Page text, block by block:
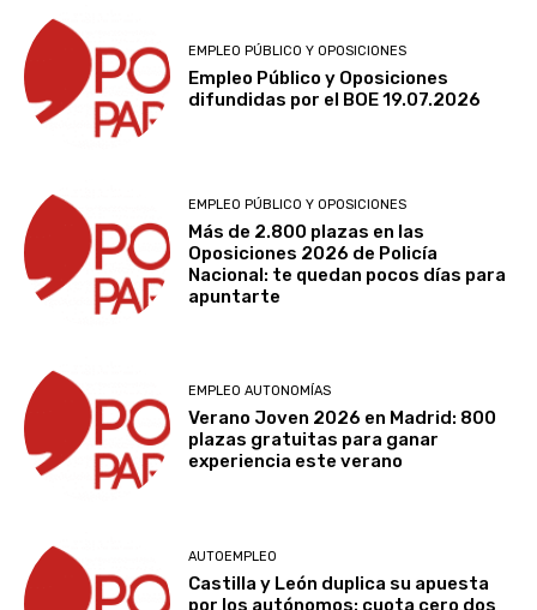
EMPLEO PÚBLICO Y OPOSICIONES
Empleo Público y Oposiciones
difundidas por el BOE 19.07.2026
EMPLEO PÚBLICO Y OPOSICIONES
Más de 2.800 plazas en las
Oposiciones 2026 de Policía
Nacional: te quedan pocos días para
apuntarte
EMPLEO AUTONOMÍAS
Verano Joven 2026 en Madrid: 800
plazas gratuitas para ganar
experiencia este verano
AUTOEMPLEO
Castilla y León duplica su apuesta
por los autónomos: cuota cero dos